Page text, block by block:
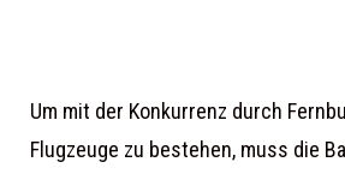
Um mit der Konkurrenz durch
Flugzeuge zu bestehen, muss die